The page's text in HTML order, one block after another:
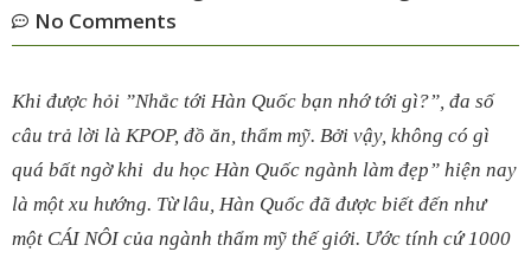
No Comments
Khi được hỏi ”Nhắc tới Hàn Quốc bạn nhớ tới gì?”, đa số
câu trả lời là KPOP, đồ ăn, thẩm mỹ. Bởi vậy, không có gì
quá bất ngờ khi du học Hàn Quốc ngành làm đẹp” hiện nay
là một xu hướng. Từ lâu, Hàn Quốc đã được biết đến như
một CÁI NÔIcủa ngành thẩm mỹ thế giới. Ước tính cứ1000